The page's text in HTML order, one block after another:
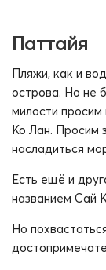
Паттайя
Пляжи, как и
острова. Но не
милости
Ко Лан. Просим
насладиться
Есть ещё и
названием Сай
Но